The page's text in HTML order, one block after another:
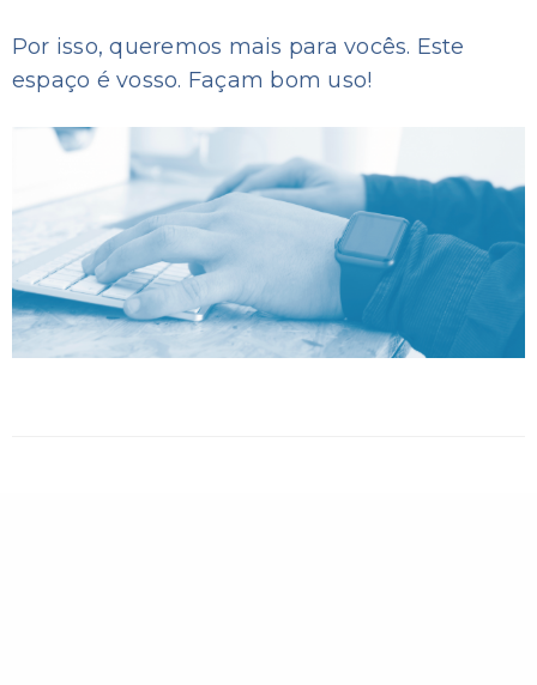
Por isso, queremos mais para vocês. Este
espaço é vosso. Façam bom uso!